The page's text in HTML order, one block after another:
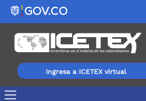
Ingresa a ICETEX virtual